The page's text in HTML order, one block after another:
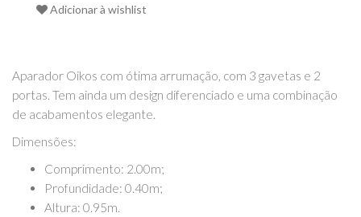
Adicionar à wishlist
Aparador Oikos com ótima arrumação, com 3 gavetas e 2
portas. Tem ainda um design diferenciado e uma combinação
de acabamentos elegante.
Dimensões:
Comprimento: 2.00m;
Profundidade: 0.40m;
Altura: 0.95m.